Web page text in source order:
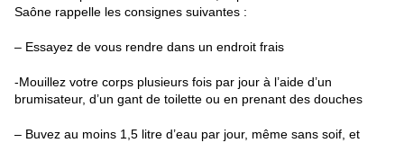
Saône rappelle les consignes suivantes :
– Essayez de vous rendre dans un endroit frais
-Mouillez votre corps plusieurs fois par jour à l’aide d’un
brumisateur, d’un gant de toilette ou en prenant des douches
– Buvez au moins 1,5 litre d’eau par jour, même sans soif, et